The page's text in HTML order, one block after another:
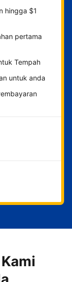
hingga $1
pertama
Tempah
untuk anda